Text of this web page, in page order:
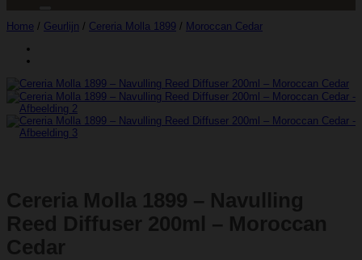
Home / Geurlijn / Cereria Molla 1899 / Moroccan Cedar
Cereria Molla 1899 – Navulling
Reed Diffuser 200ml – Moroccan
Cedar